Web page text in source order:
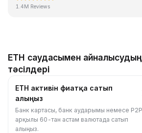
1.4M Reviews
ETH саудасымен
тәсілдері
ETH активін фиатқа сатып
алыңыз
Банк картасы, банк аударымы немесе P2P
арқылы 60-тан астам валютада сатып
алыңыз.